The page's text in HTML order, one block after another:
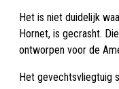
Het is niet duidelijk
Hornet, is gecrasht.
ontworpen voor de
Het gevechtsvliegtuig